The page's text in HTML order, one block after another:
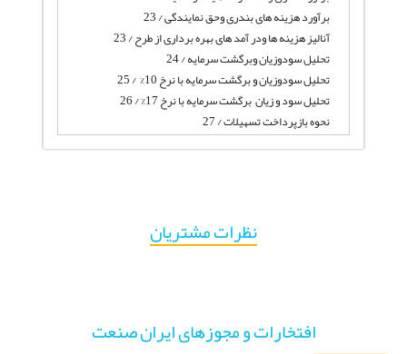
برآورد هزینه های بندری وحق نمایندگی / 23
آنالیز هزینه ها ودر آمد های بهره برداری از طرح / 23
تحلیل سودوزیان وبرگشت سرمایه / 24
تحلیل سودوزیان و برگشت سرمایه با نرخ 10% / 25
تحلیل سود و زیان برگشت سرمایه با نرخ 17% / 26
نحوه بازپرداخت تسهیلات / 27
نظرات مشتریان
افتخارات و مجوزهای ایران صنعت